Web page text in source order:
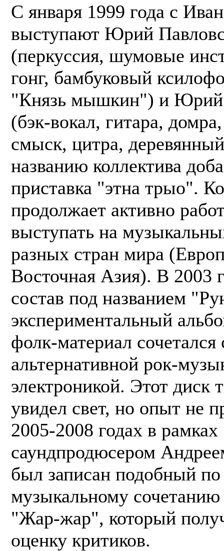
С января 1999 года с
выступают Юрий
(перкуссия, шумовые
гонг, бамбуковый
"Князь мышкин") и
(бэк-вокал, гитара,
смыск, цитра,
названию коллектива
приставка "этна трыо".
продолжает активно
выступать на
разных стран мира
Восточная Азия). В 2003
состав под названием
экспериментальный
фолк-материал сочетался
альтернативной рок-
электроникой. Этот диск
увидел свет, но опыт не
2005-2008 годах в
саундпродюсером
был записан подобный по
музыкальному
"Жар-жар", который
оценку критиков.